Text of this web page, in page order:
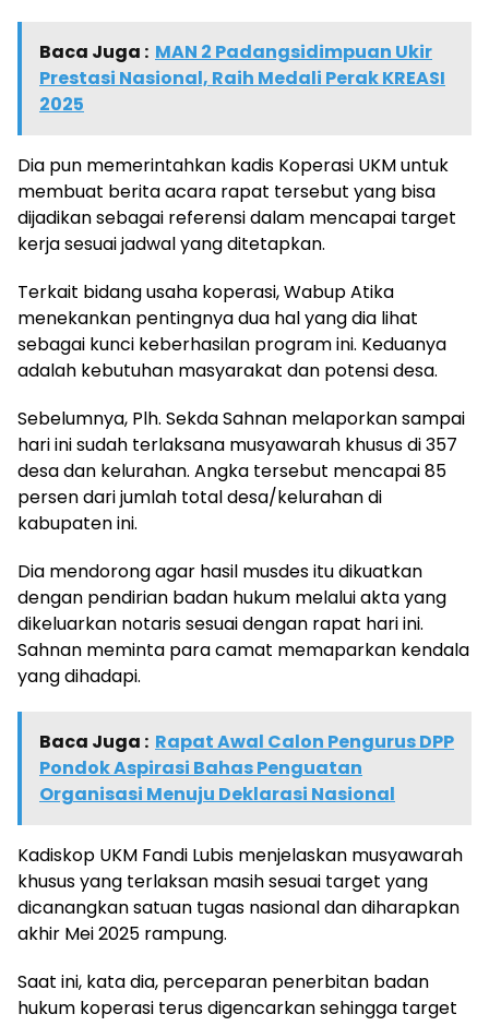
Baca Juga : MAN 2 Padangsidimpuan Ukir
Prestasi Nasional, Raih Medali Perak KREASI
2025
Dia pun memerintahkan kadis Koperasi UKM untuk
membuat berita acara rapat tersebut yang bisa
dijadikan sebagai referensi dalam mencapai target
kerja sesuai jadwal yang ditetapkan.
Terkait bidang usaha koperasi, Wabup Atika
menekankan pentingnya dua hal yang dia lihat
sebagai kunci keberhasilan program ini. Keduanya
adalah kebutuhan masyarakat dan potensi desa.
Sebelumnya, Plh. Sekda Sahnan melaporkan sampai
hari ini sudah terlaksana musyawarah khusus di 357
desa dan kelurahan. Angka tersebut mencapai 85
persen dari jumlah total desa/kelurahan di
kabupaten ini.
Dia mendorong agar hasil musdes itu dikuatkan
dengan pendirian badan hukum melalui akta yang
dikeluarkan notaris sesuai dengan rapat hari ini.
Sahnan meminta para camat memaparkan kendala
yang dihadapi.
Baca Juga : Rapat Awal Calon Pengurus DPP
Pondok Aspirasi Bahas Penguatan
Organisasi Menuju Deklarasi Nasional
Kadiskop UKM Fandi Lubis menjelaskan musyawarah
khusus yang terlaksan masih sesuai target yang
dicanangkan satuan tugas nasional dan diharapkan
akhir Mei 2025 rampung.
Saat ini, kata dia, perceparan penerbitan badan
hukum koperasi terus digencarkan sehingga target